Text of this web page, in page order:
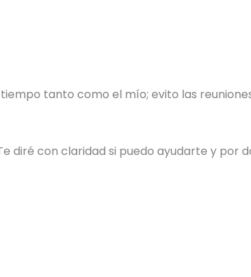
tanto como el mío; evito las
diré con claridad si puedo ayudarte y por